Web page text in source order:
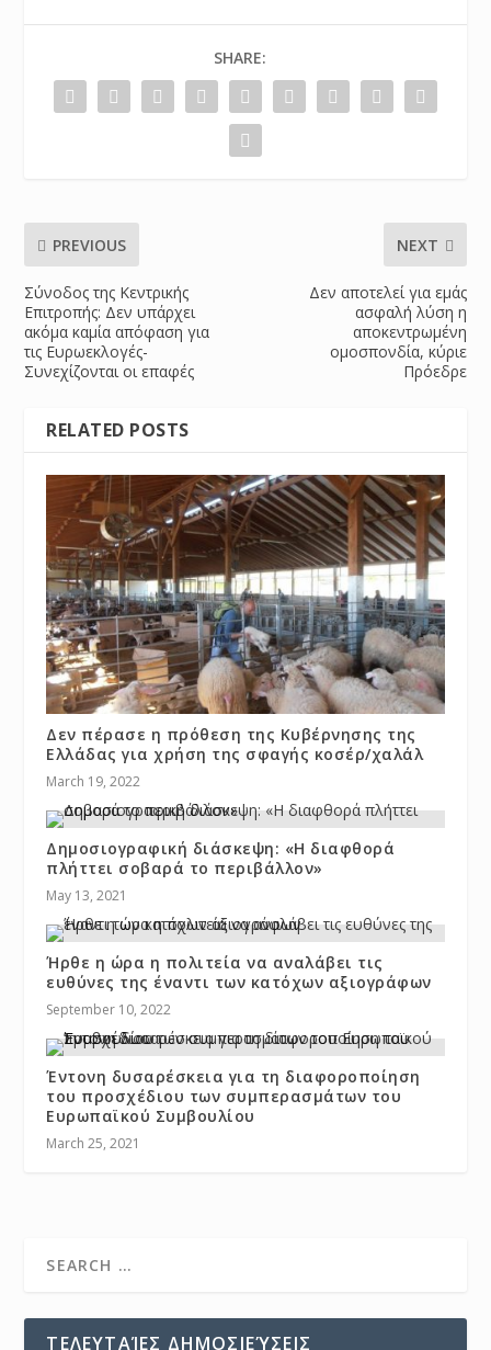
SHARE:
PREVIOUS
Σύνοδος της Κεντρικής
Επιτροπής: Δεν υπάρχει
ακόμα καμία απόφαση για
τις Ευρωεκλογές-
Συνεχίζονται οι επαφές
NEXT
Δεν αποτελεί για εμάς
ασφαλή λύση η
αποκεντρωμένη
ομοσπονδία, κύριε
Πρόεδρε
RELATED POSTS
Δεν πέρασε η πρόθεση της Κυβέρνησης της
Ελλάδας για χρήση της σφαγής κοσέρ/χαλάλ
March 19, 2022
Δημοσιογραφική διάσκεψη: «Η διαφθορά
πλήττει σοβαρά το περιβάλλον»
May 13, 2021
Ήρθε η ώρα η πολιτεία να αναλάβει τις
ευθύνες της έναντι των κατόχων αξιογράφων
September 10, 2022
Έντονη δυσαρέσκεια για τη διαφοροποίηση
του προσχέδιου των συμπερασμάτων του
Ευρωπαϊκού Συμβουλίου
March 25, 2021
ΤΕΛΕΥΤΑΊΕΣ ΔΗΜΟΣΙΕΎΣΕΙΣ